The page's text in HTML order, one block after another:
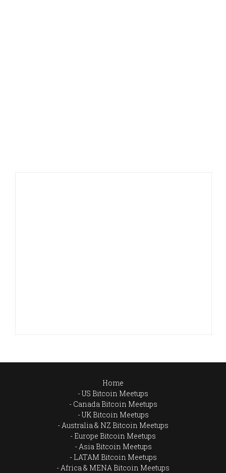
Home
US Bitcoin Meetups
Canada Bitcoin Meetups
UK Bitcoin Meetups
Australia & NZ Bitcoin Meetups
Europe Bitcoin Meetups
Asia Bitcoin Meetups
LATAM Bitcoin Meetups
Africa & MENA Bitcoin Meetups